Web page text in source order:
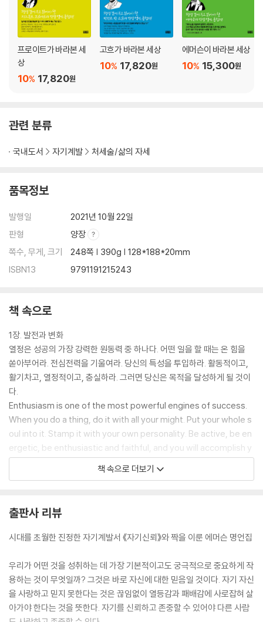
프로이트가 바라본 세
상
17,820원
10%
고흐가 바라본 세상
17,820원
10%
에머슨이 바라본 세상
15,300원
10%
관련 분류
국내도서 자기계발 처세술/삶의 자세
품목정보
발행일
2021년 10월 22일
판형
양장
쪽수, 무게, 크기
248쪽 | 390g | 128*188*20mm
ISBN13
9791191215243
책 속으로
1장. 발전과 변화
열정은 성공의 가장 강력한 원동력 중 하나다. 어떤 일을 할 때는 온 힘을
쏟아부어라. 전심전력을 기울여라. 당신의 특성을 투입하라. 활동적이고,
활기차고, 열정적이고, 충실하라. 그러면 당신은 목적을 달성하게 될 것이
다.
Enthusiasm is one of the most powerful engines of success.
When you do a thing, do it with all your might. Put your whole s
oul into it. Stamp it with your own personality. Be active, be en
ergetic, be enthusiastic and faithful, and you will accomplish y
our object.
It will never make any difference to a hero what the laws are.
His greatness will shine and accomplish itself unto the end, w
*
나이가 든다고 늙는 것이 아니라 성장하지 못하면 늙게 되는 것이다.
We don’t grow old. When we cease to grow, we become old
2장. 학문과 지혜
책 속으로 더보기
출판사 리뷰
시대를 초월한 진정한 자기계발서 《자기신뢰》와 짝을 이룬 에머슨 명언집
우리가 어떤 것을 성취하는 데 가장 기본적이고도 궁극적으로 중요하게 작
용하는 것이 무엇일까? 그것은 바로 자신에 대한 믿음일 것이다. 자기 자신
을 사랑하고 믿지 못한다는 것은 끊임없이 열등감과 패배감에 사로잡혀 살
아가야 한다는 것을 뜻한다. 자기를 신뢰하고 존중할 수 있어야 다른 사람